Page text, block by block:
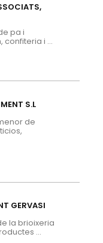
pa i
confiteria i ...
S.L
de
GERVASI
la brioixeria
...